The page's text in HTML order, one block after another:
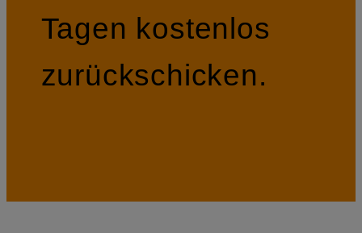
Tagen kostenlos
zurückschicken.